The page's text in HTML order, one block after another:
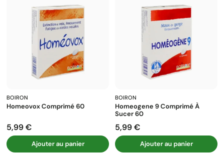
BOIRON
Homeovox Comprimé 60
Prix
5,99 €
Ajouter au panier
BOIRON
Homeogene 9 Comprimé À
Sucer 60
Prix
5,99 €
Ajouter au panier